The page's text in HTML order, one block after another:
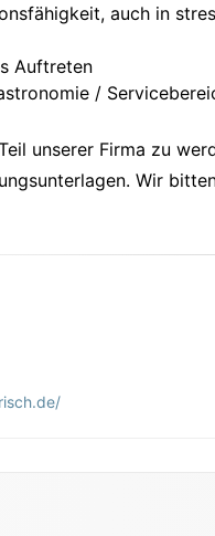
auch in
Auftreten
/
unserer Firma zu
Wir